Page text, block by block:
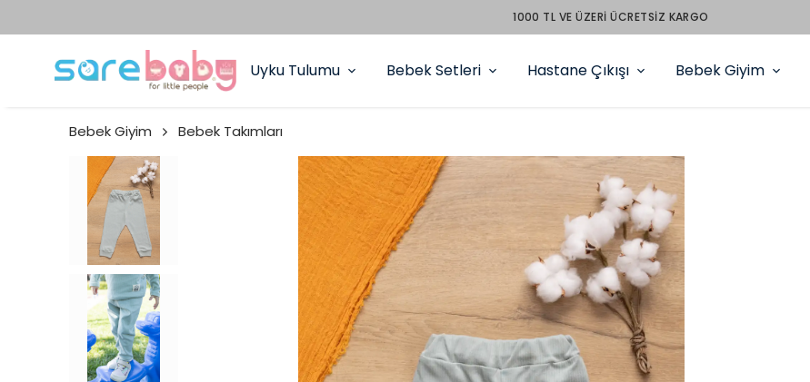
PEŞİN FİYATINA 3 TAKSİT
Uyku Tulumu Bebek Setleri Hastane Çıkışı Bebek Giyim
Bebek Giyim Bebek Takımları